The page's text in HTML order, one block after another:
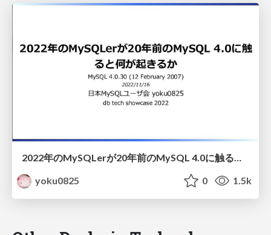
2022年のMySQLerが20年前のMySQL 4.0に触ると何が起きるか
yoku0825
0 1.5k